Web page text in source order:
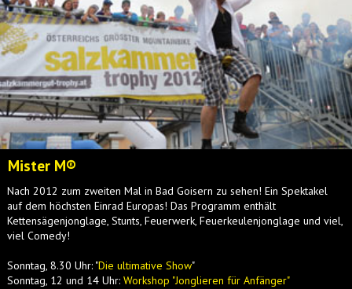
Mister M®
Nach 2012 zum zweiten Mal in Bad Goisern zu sehen! Ein Spektakel
auf dem höchsten Einrad Europas! Das Programm enthält
Kettensägenjonglage, Stunts, Feuerwerk, Feuerkeulenjonglage und viel,
viel Comedy!
Sonntag, 8.30 Uhr: "Die ultimative Show"
Sonntag, 12 und 14 Uhr: Workshop "Jonglieren für Anfänger"